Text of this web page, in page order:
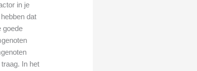
in je
dat
goede
In het